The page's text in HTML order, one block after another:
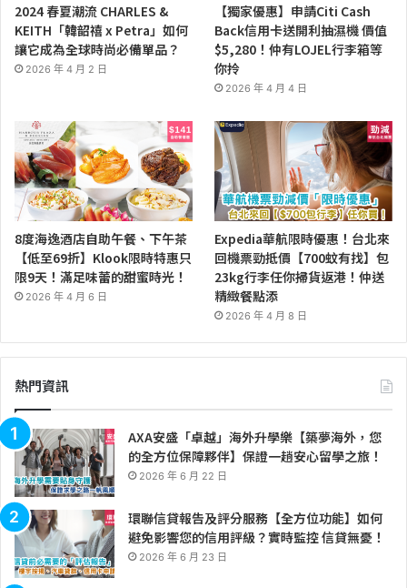
2024 春夏潮流 CHARLES &
KEITH「韓韶禧 x Petra」如何
讓它成為全球時尚必備單品？
2026 年 4 月 2 日
【獨家優惠】申請Citi Cash
Back信用卡送開利抽濕機 價值
$5,280！仲有LOJEL行李箱等
你拎
2026 年 4 月 4 日
8度海逸酒店自助午餐、下午茶
【低至69折】Klook限時特惠只
限9天！滿足味蕾的甜蜜時光！
2026 年 4 月 6 日
Expedia華航限時優惠！台北來
回機票勁抵價【700蚊有找】包
23kg行李任你掃貨返港！仲送
精緻餐點添
2026 年 4 月 8 日
熱門資訊
AXA安盛「卓越」海外升學樂【築夢海外，您
的全方位保障夥伴】保證一趟安心留學之旅！
2026 年 6 月 22 日
環聯信貸報告及評分服務【全方位功能】如何
避免影響您的信用評級？實時監控 信貸無憂！
2026 年 6 月 23 日